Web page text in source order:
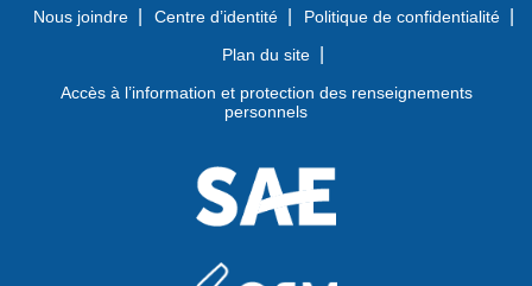
Nous joindre Centre d’identité
Politique de confidentialité
Plan du site
Accès à l’information et protection des renseignements
personnels